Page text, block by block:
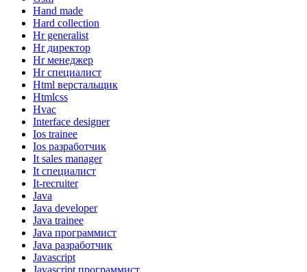
Hand made
Hard collection
Hr generalist
Hr директор
Hr менеджер
Hr специалист
Html верстальщик
Htmlcss
Hvac
Interface designer
Ios trainee
Ios разработчик
It sales manager
It специалист
It-recruiter
Java
Java developer
Java trainee
Java программист
Java разработчик
Javascript
Javascript программист